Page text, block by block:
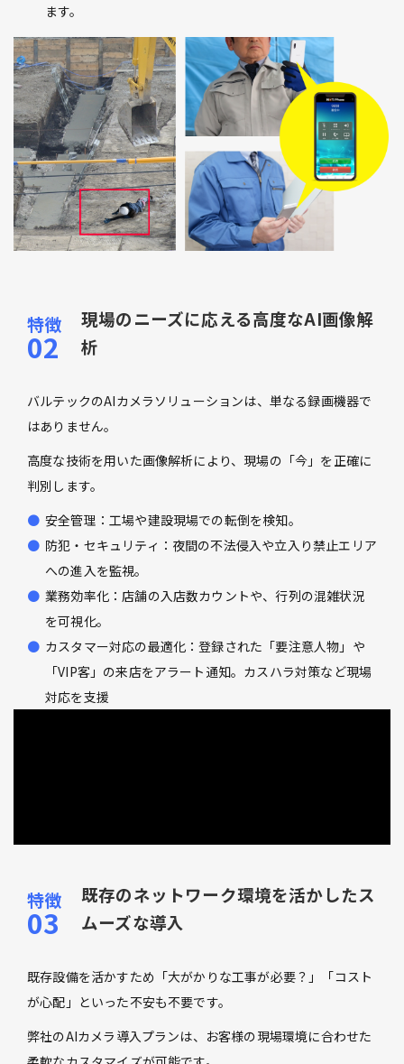
ます。
現場のニーズに応える高度なAI画像解
析
バルテックのAIカメラソリューションは、単なる録画機器で
はありません。
高度な技術を用いた画像解析により、現場の「今」を正確に
判別します。
安全管理：工場や建設現場での転倒を検知。
防犯・セキュリティ：夜間の不法侵入や立入り禁止エリア
への進入を監視。
業務効率化：店舗の入店数カウントや、行列の混雑状況
を可視化。
カスタマー対応の最適化：登録された「要注意人物」や
「VIP客」の来店をアラート通知。カスハラ対策など現場
対応を支援
既存のネットワーク環境を活かしたス
ムーズな導入
既存設備を活かすため「大がかりな工事が必要？」「コスト
が心配」といった不安も不要です。
弊社のAIカメラ導入プランは、お客様の現場環境に合わせた